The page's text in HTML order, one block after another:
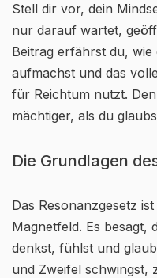
Stell dir vor, dein
nur darauf wartet,
Beitrag erfährst du,
aufmachst und das
für Reichtum nutzt.
mächtiger, als du
Die Grundlagen
Das Resonanzgesetz
Magnetfeld. Es besagt,
denkst, fühlst und
und Zweifel schwingst,